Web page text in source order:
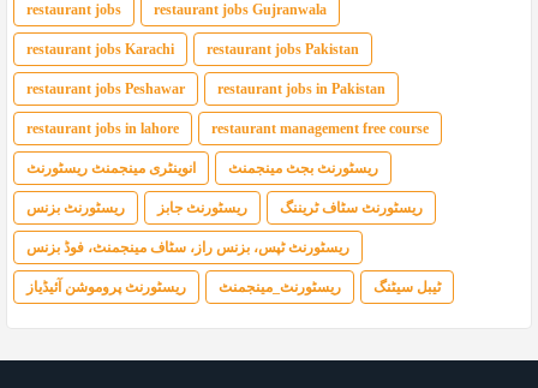
restaurant jobs restaurant jobs Gujranwala
restaurant jobs Karachi restaurant jobs Pakistan
restaurant jobs Peshawar restaurant jobs in Pakistan
restaurant jobs in lahore restaurant management free course
انوینٹری مینجمنٹ ریسٹورنٹ ریسٹورنٹ بجٹ مینجمنٹ
ریسٹورنٹ بزنس ریسٹورنٹ جابز ریسٹورنٹ سٹاف ٹریننگ
ریسٹورنٹ ٹپس، بزنس راز، سٹاف مینجمنٹ، فوڈ بزنس
ریسٹورنٹ پروموشن آئیڈیاز ریسٹورنٹ_مینجمنٹ ٹیبل سیٹنگ